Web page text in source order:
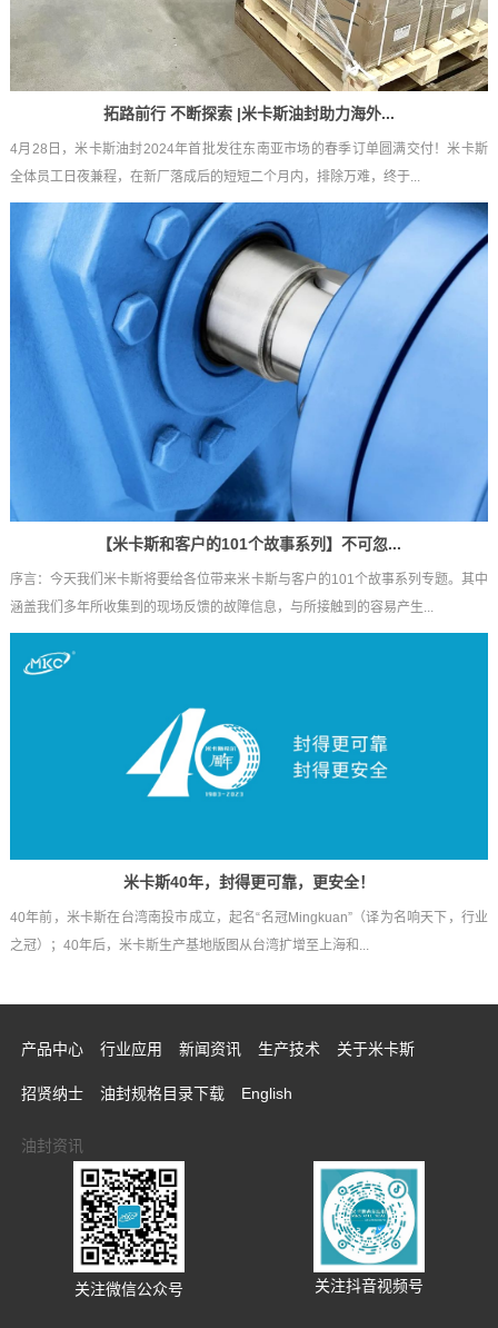
拓路前行 不断探索 |米卡斯油封助力海外...
4月28日，米卡斯油封2024年首批发往东南亚市场的春季订单圆满交付！米卡斯
全体员工日夜兼程，在新厂落成后的短短二个月内，排除万难，终于...
【米卡斯和客户的101个故事系列】不可忽...
序言：今天我们米卡斯将要给各位带来米卡斯与客户的101个故事系列专题。其中
涵盖我们多年所收集到的现场反馈的故障信息，与所接触到的容易产生...
米卡斯40年，封得更可靠，更安全！
40年前，米卡斯在台湾南投市成立，起名“名冠Mingkuan”（译为名响天下，行业
之冠）；40年后，米卡斯生产基地版图从台湾扩增至上海和...
产品中心 行业应用 新闻资讯 生产技术 关于米卡斯
招贤纳士 油封规格目录下载 English
油封资讯
关注微信公众号 关注抖音视频号